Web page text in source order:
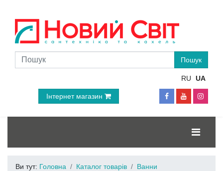
RU UA
Інтернет магазин
Ви тут: Головна Каталог товарів
Ванни